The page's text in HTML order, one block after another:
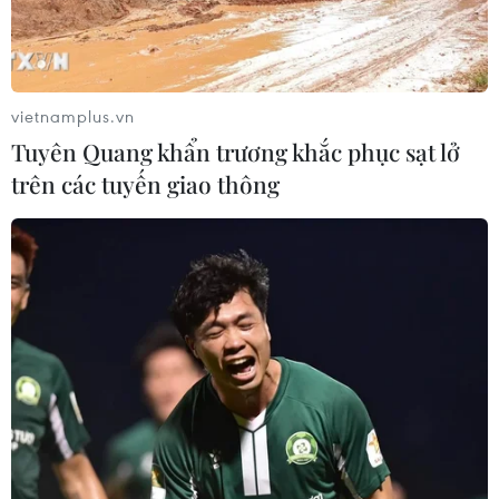
Ảnh minh họa. (Nguồn: TTXVN)
Ngày 21/11, hơn 74,2 triệu cổ phiếu của Công ty
cổ phần Cấp nước Hải Phòng (mã: HPW) và 60
vietnamplus.vn
Tuyên Quang khẩn trương khắc phục sạt lở
trên các tuyến giao thông